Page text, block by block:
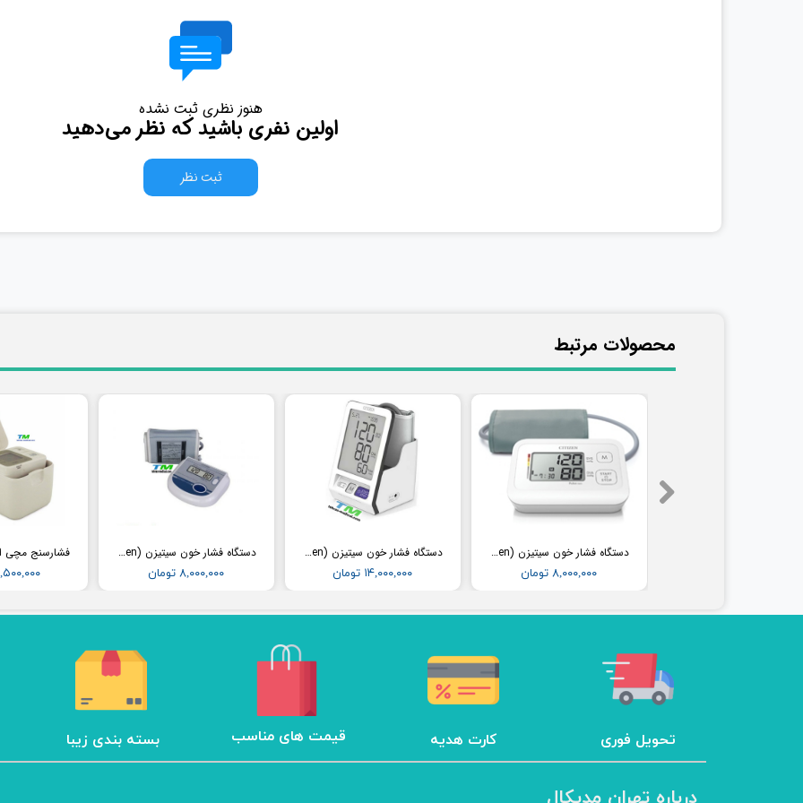
هنوز نظری ثبت نشده
اولین نفری باشید که نظر می‌دهید
ثبت نظر
۱۲,۵۰۰,۰۰۰
دستگاه فشار خون سیتیزن (Citizen) مدل CH452
۸,۰۰۰,۰۰۰ تومان
دستگاه فشار خون سیتیزن (Citizen) مدل CH456
۱۴,۰۰۰,۰۰۰ تومان
دستگاه فشار خون سیتیزن (Citizen) مدل CH304
۸,۰۰۰,۰۰۰ تومان
​محصولات مرتبط
تحویل فوری کارت هدیه ​قیمت های مناسب بسته بندی زیبا